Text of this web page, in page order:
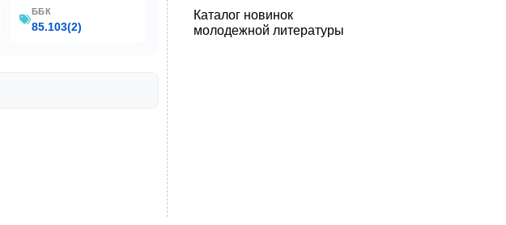
ББК
85.103(2)
Каталог новинок
молодежной литературы